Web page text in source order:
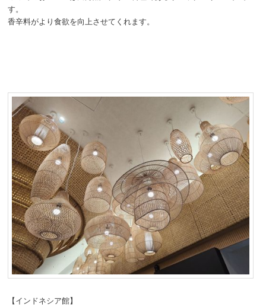
す。
香辛料がより食欲を向上させてくれます。
【インドネシア館】